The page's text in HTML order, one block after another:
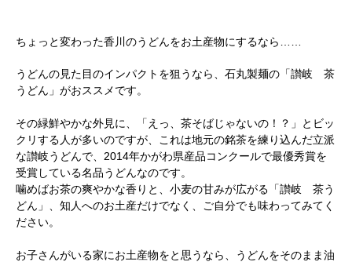
ちょっと変わった香川のうどんをお土産物にするなら……
うどんの見た目のインパクトを狙うなら、石丸製麺の「讃岐 茶
うどん」がおススメです。
その緑鮮やかな外見に、「えっ、茶そばじゃないの！？」とビッ
クリする人が多いのですが、これは地元の銘茶を練り込んだ立派
な讃岐うどんで、2014年かがわ県産品コンクールで最優秀賞を
受賞している名品うどんなのです。
噛めばお茶の爽やかな香りと、小麦の甘みが広がる「讃岐 茶う
どん」、知人へのお土産だけでなく、ご自分でも味わってみてく
ださい。
お子さんがいる家にお土産物をと思うなら、うどんをそのまま油